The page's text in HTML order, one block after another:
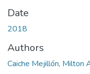
Date
2018
Authors
Caiche Mejillón, Milton